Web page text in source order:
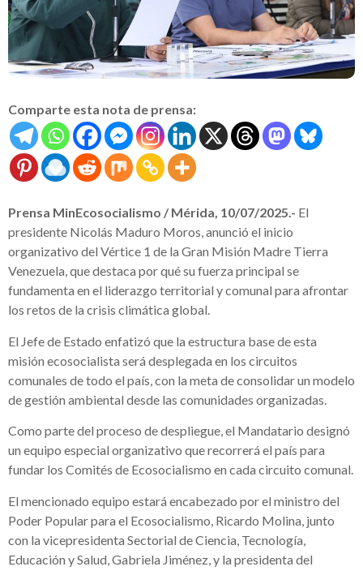
Comparte esta nota de prensa:
Prensa MinEcosocialismo / Mérida, 10/07/2025.- El
presidente Nicolás Maduro Moros, anunció el inicio
organizativo del Vértice 1 de la Gran Misión Madre Tierra
Venezuela, que destaca por qué su fuerza principal se
fundamenta en el liderazgo territorial y comunal para afrontar
los retos de la crisis climática global.
El Jefe de Estado enfatizó que la estructura base de esta
misión ecosocialista será desplegada en los circuitos
comunales de todo el país, con la meta de consolidar un modelo
de gestión ambiental desde las comunidades organizadas.
Como parte del proceso de despliegue, el Mandatario designó
un equipo especial organizativo que recorrerá el país para
fundar los Comités de Ecosocialismo en cada circuito comunal.
El mencionado equipo estará encabezado por el ministro del
Poder Popular para el Ecosocialismo, Ricardo Molina, junto
con la vicepresidenta Sectorial de Ciencia, Tecnología,
Educación y Salud, Gabriela Jiménez, y la presidenta del